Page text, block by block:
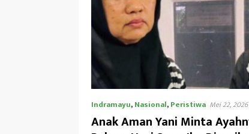
Indramayu,Nasional,Peristiwa Mei 22, 2026
Anak Aman Yani Minta